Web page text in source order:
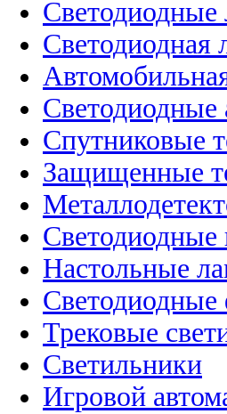
Светодиодная
Светодиодные
Спутниковые
Защищенные
Светодиодные
Настольные
Трековые
Светильники
Игровой